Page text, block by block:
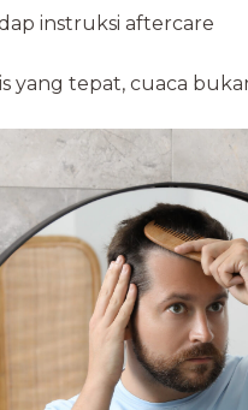
instruksi aftercare
yang tepat, cuaca